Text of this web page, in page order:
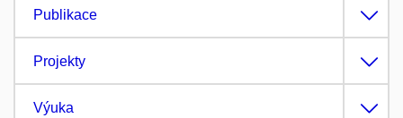
Publikace
Projekty
Výuka